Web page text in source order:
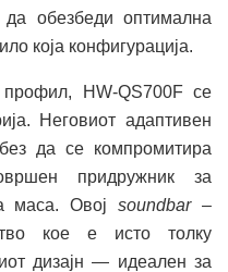
да обезбеди оптимална
која конфигурација.
HW-QS700F се
Неговиот адаптивен
да се компромитира
придружник за
маса. Овојsoundbar –
кое е исто толку
дизајн — идеален за